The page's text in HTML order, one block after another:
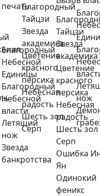
печать
Благородный
Небесной
Единицы
Благородный
Небесной
власти
Летящий
нож
Звезда
банкротства
Тайцзи
Звезда
академика
Цветение
красного
персика
Небесная
радость
Шесть зол
Серп
Ошибка
Ян
Одинокий
феникс
Благородный
Тайцзи
Звезда
академика
Цветение
красного
персика
Небесная
радость
Шесть зол
Серп
нож